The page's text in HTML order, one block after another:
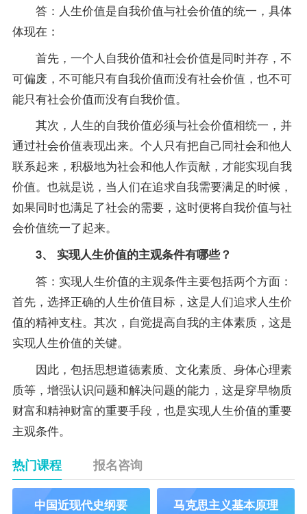
答：人生价值是自我价值与社会价值的统一，具体
体现在：
首先，一个人自我价值和社会价值是同时并存，不
可偏废，不可能只有自我价值而没有社会价值，也不可
能只有社会价值而没有自我价值。
其次，人生的自我价值必须与社会价值相统一，并
通过社会价值表现出来。个人只有把自己同社会和他人
联系起来，积极地为社会和他人作贡献，才能实现自我
价值。也就是说，当人们在追求自我需要满足的时候，
如果同时也满足了社会的需要，这时便将自我价值与社
会价值统一了起来。
3、 实现人生价值的主观条件有哪些？
答：实现人生价值的主观条件主要包括两个方面：
首先，选择正确的人生价值目标，这是人们追求人生价
值的精神支柱。其次，自觉提高自我的主体素质，这是
实现人生价值的关键。
因此，包括思想道德素质、文化素质、身体心理素
质等，增强认识问题和解决问题的能力，这是穿早物质
财富和精神财富的重要手段，也是实现人生价值的重要
主观条件。
热门课程 报名咨询
中国近现代史纲要 马克思主义基本原理